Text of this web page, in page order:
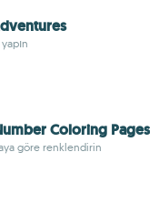
Coloring Pages
göre renklendirin